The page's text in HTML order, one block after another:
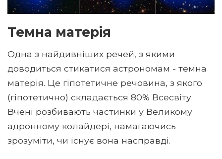
Темна матерія
Одна з найдивніших речей, з якими
доводиться стикатися астрономам - темна
матерія. Це гіпотетичне речовина, з якого
(гіпотетично) складається 80% Всесвіту.
Вчені розбивають частинки у Великому
адронному колайдері, намагаючись
зрозуміти, чи існує вона насправді.